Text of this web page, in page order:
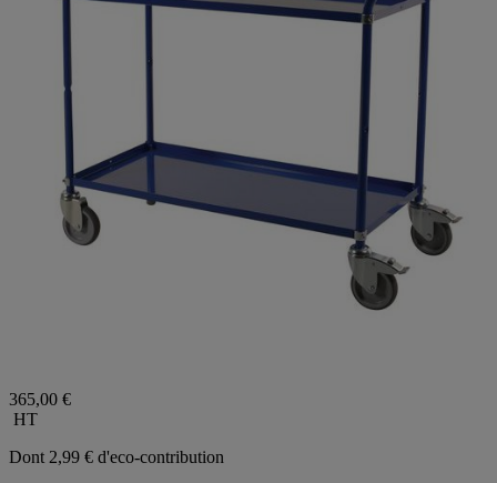
365,00 €
HT
Dont 2,99 € d'eco-contribution